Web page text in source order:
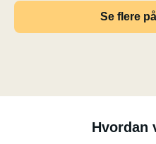
Se flere
Hvordan